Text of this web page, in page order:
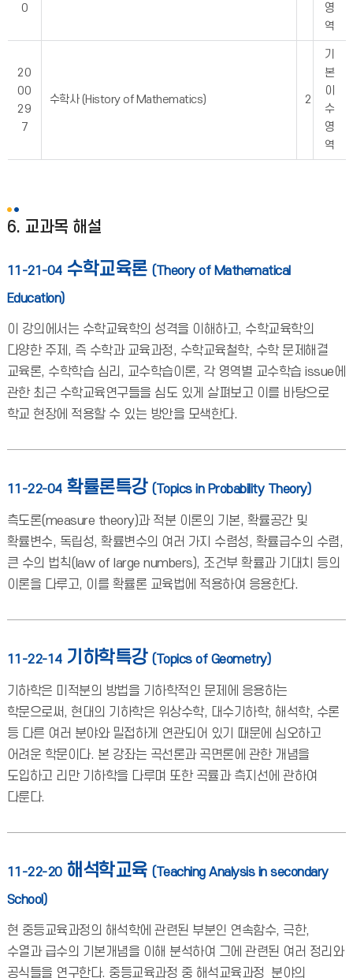
0
영
역
20
00
29
7
수학사 (History of Mathematics) 2
기
본
이
수
영
역
6. 교과목 해설
11-21-04 수학교육론 (Theory of Mathematical
Education)
이 강의에서는 수학교육학의 성격을 이해하고, 수학교육학의
다양한 주제, 즉 수학과 교육과정, 수학교육철학, 수학 문제해결
교육론, 수학학습 심리, 교수학습이론, 각 영역별 교수학습 issue에
관한 최근 수학교육연구들을 심도 있게 살펴보고 이를 바탕으로
학교 현장에 적용할 수 있는 방안을 모색한다.
11-22-04 확률론특강 (Topics in Probability Theory)
측도론(measure theory)과 적분 이론의 기본, 확률공간 및
확률변수, 독립성, 확률변수의 여러 가지 수렴성, 확률급수의 수렴,
큰 수의 법칙(law of large numbers), 조건부 확률과 기대치 등의
이론을 다루고, 이를 확률론 교육법에 적용하여 응용한다.
11-22-14 기하학특강 (Topics of Geometry)
기하학은 미적분의 방법을 기하학적인 문제에 응용하는
학문으로써, 현대의 기하학은 위상수학, 대수기하학, 해석학, 수론
등 다른 여러 분야와 밀접하게 연관되어 있기 때문에 심오하고
어려운 학문이다. 본 강좌는 곡선론과 곡면론에 관한 개념을
도입하고 리만 기하학을 다루며 또한 곡률과 측지선에 관하여
다룬다.
11-22-20 해석학교육 (Teaching Analysis in secondary
School)
현 중등교육과정의 해석학에 관련된 부분인 연속함수, 극한,
수열과 급수의 기본개념을 이해 분석하여 그에 관련된 여러 정리와
공식들을 연구한다. 중등교육과정 중 해석교육과정_분야의